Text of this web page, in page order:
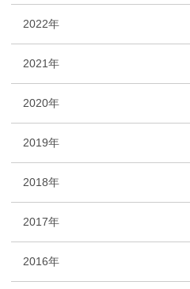
2022年
2021年
2020年
2019年
2018年
2017年
2016年